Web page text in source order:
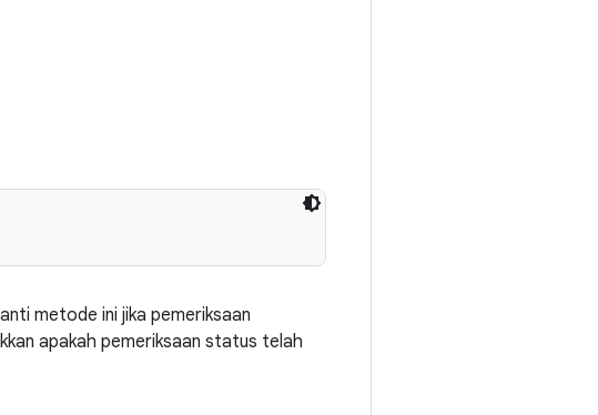
metode ini jika pemeriksaan
apakah pemeriksaan status telah